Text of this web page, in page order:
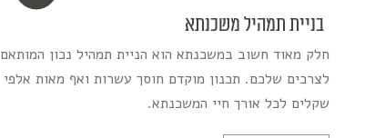
למשפחה, לחברים ולכל מכריי.
​בהערכה רבה ותודה על הכל!
בניית תמהיל משכנתא
חלק מאוד חשוב במשכנתא הוא הניית תמהיל נכון המותאם
לצרכים שלכם. תכנון מוקדם חוסך עשרות ואף מאות אלפי
שקלים לכל אורך חיי המשכנתא.